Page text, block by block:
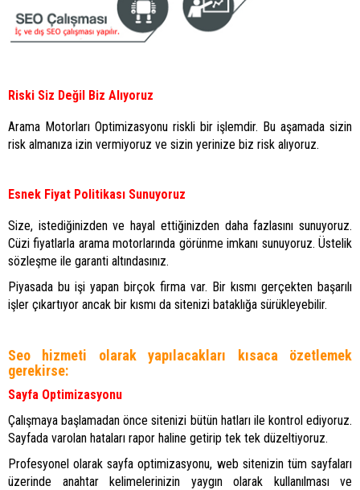
Riski Siz Değil Biz Alıyoruz
Arama Motorları Optimizasyonu riskli bir işlemdir. Bu aşamada sizin
risk almanıza izin vermiyoruz ve sizin yerinize biz risk alıyoruz.
Esnek Fiyat Politikası Sunuyoruz
Size, istediğinizden ve hayal ettiğinizden daha fazlasını sunuyoruz.
Cüzi fiyatlarla arama motorlarında görünme imkanı sunuyoruz. Üstelik
sözleşme ile garanti altındasınız.
Piyasada bu işi yapan birçok firma var. Bir kısmı gerçekten başarılı
işler çıkartıyor ancak bir kısmı da sitenizi bataklığa sürükleyebilir.
Seo hizmeti olarak yapılacakları kısaca özetlemek
gerekirse:
Sayfa Optimizasyonu
Çalışmaya başlamadan önce sitenizi bütün hatları ile kontrol ediyoruz.
Sayfada varolan hataları rapor haline getirip tek tek düzeltiyoruz.
Profesyonel olarak sayfa optimizasyonu, web sitenizin tüm sayfaları
üzerinde anahtar kelimelerinizin yaygın olarak kullanılması ve